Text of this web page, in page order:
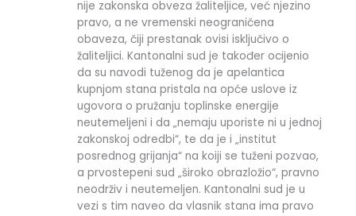
nije zakonska obveza žaliteljice, već njezino
pravo, a ne vremenski neograničena
obaveza, čiji prestanak ovisi isključivo o
žaliteljici. Kantonalni sud je također ocijenio
da su navodi tuženog da je apelantica
kupnjom stana pristala na opće uslove iz
ugovora o pružanju toplinske energije
neutemeljeni i da „nemaju uporiste ni u jednoj
zakonskoj odredbi“, te da je i „institut
posrednog grijanja“ na koiji se tuženi pozvao,
a prvostepeni sud „široko obrazložio“, pravno
neodrživ i neutemeljen. Kantonalni sud je u
vezi s tim naveo da vlasnik stana ima pravo